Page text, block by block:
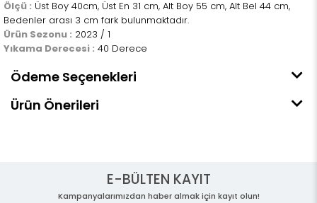
Ölçü : Üst Boy 40cm, Üst En 31 cm, Alt Boy 55 cm, Alt Bel 44 cm,
Bedenler arası 3 cm fark bulunmaktadır.
Ürün Sezonu : 2023 / 1
Yıkama Derecesi : 40 Derece
Ödeme Seçenekleri
Ürün Önerileri
E-BÜLTEN KAYIT
Kampanyalarımızdan haber almak için kayıt olun!